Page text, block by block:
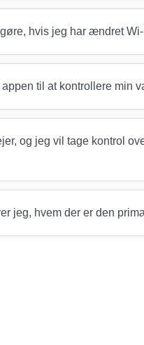
hvis jeg har ændret
til at kontrollere min
og jeg vil tage kontrol
jeg, hvem der er den